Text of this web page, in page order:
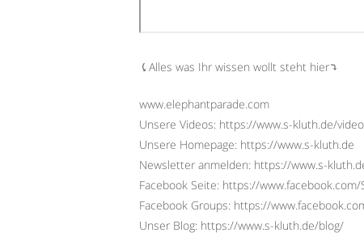
⤹Alles was Ihr wissen wollt steht hier⤵︎
www.elephantparade.com
Unsere Videos: https://www.s-kluth.de/
Unsere Homepage: https://www.s-kluth.de
Newsletter anmelden: https://www.s-
Facebook Seite: https://
Facebook Groups: https://
Unser Blog: https://www.s-kluth.de/blog/